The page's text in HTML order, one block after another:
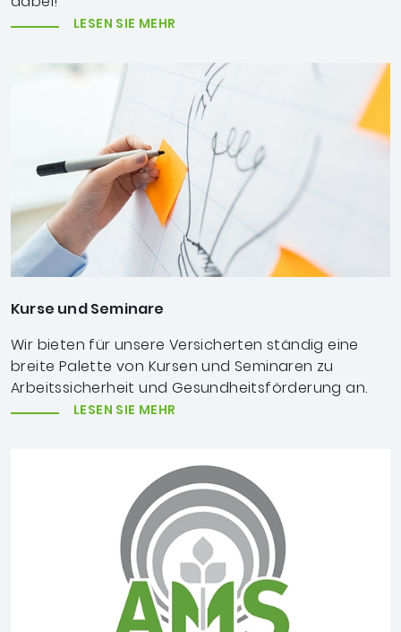
LESEN SIE MEHR
Kurse und Seminare
Wir bieten für unsere Versicherten ständig eine
breite Palette von Kursen und Seminaren zu
Arbeitssicherheit und Gesundheitsförderung an.
LESEN SIE MEHR